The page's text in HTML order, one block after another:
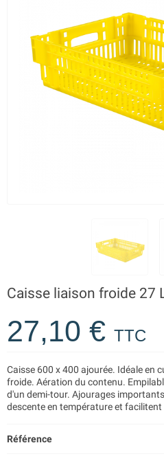
Caisse liaison froide 27
27,10 € TTC
Caisse 600 x 400 ajourée. Idéale en
froide. Aération du contenu.
d'un demi-tour. Ajourages
descente en température et facilitent
Référence